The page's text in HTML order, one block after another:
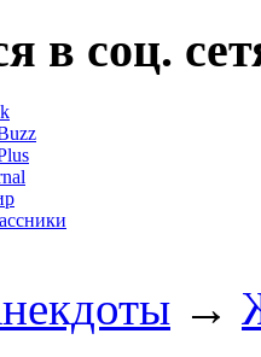
в соц.
→